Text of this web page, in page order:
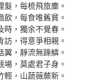
髮，每梳飛旅塵。
飲，每食唯舊貧。
時，獨余不覺春。
訪，得意爭相親。
翼，靜流無躁鱗。
場，莫處君子身。
輕，山蔬薇蕨新。